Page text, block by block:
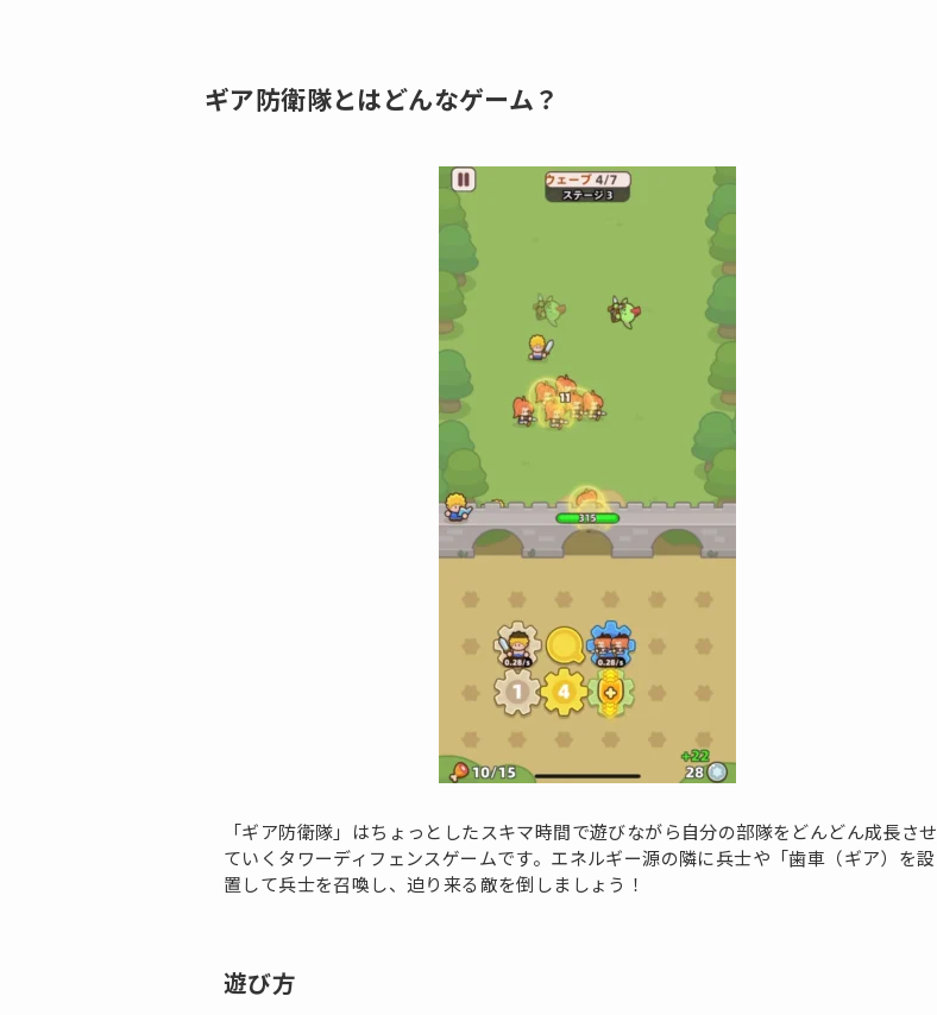
ギア防衛隊とはどんなゲーム？
「ギア防衛隊」はちょっとしたスキマ時間で遊びながら自分の部隊をどんどん成長させ
ていくタワーディフェンスゲームです。エネルギー源の隣に兵士や「歯車（ギア）を設
置して兵士を召喚し、迫り来る敵を倒しましょう！
遊び方